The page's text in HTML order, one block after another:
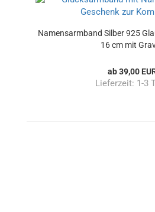
Namensarmband Silber 925
16 cm mit
ab 39,00
Lieferzeit: 1-3